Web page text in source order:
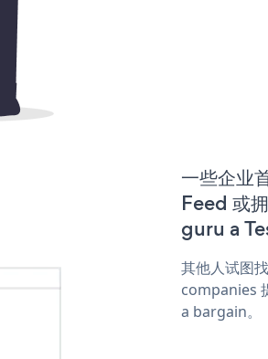
一些企业
Feed 或
guru a
其他人试图
companies
a bargain。